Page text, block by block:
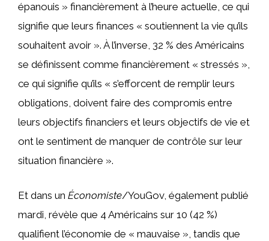
épanouis » financièrement à l’heure actuelle, ce qui
signifie que leurs finances « soutiennent la vie qu’ils
souhaitent avoir ». À l’inverse, 32 % des Américains
se définissent comme financièrement « stressés »,
ce qui signifie qu’ils « s’efforcent de remplir leurs
obligations, doivent faire des compromis entre
leurs objectifs financiers et leurs objectifs de vie et
ont le sentiment de manquer de contrôle sur leur
situation financière ».
Et dans un Économiste/YouGov, également publié
mardi, révèle que 4 Américains sur 10 (42 %)
qualifient l’économie de « mauvaise », tandis que